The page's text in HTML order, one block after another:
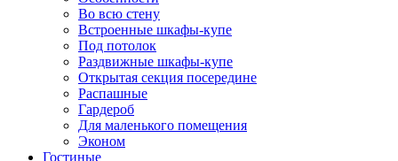
Во всю стену
Встроенные шкафы-купе
Под потолок
Раздвижные шкафы-купе
Открытая секция посередине
Распашные
Гардероб
Для маленького помещения
Эконом
Гостиные